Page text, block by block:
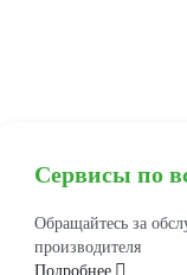
Сервисы по
Обращайтесь за
производителя
Подробнее